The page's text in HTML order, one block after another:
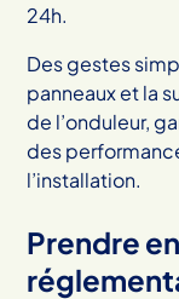
24h.
Des gestes
panneaux et la
de l’onduleur,
des
l’installation.
Prendre